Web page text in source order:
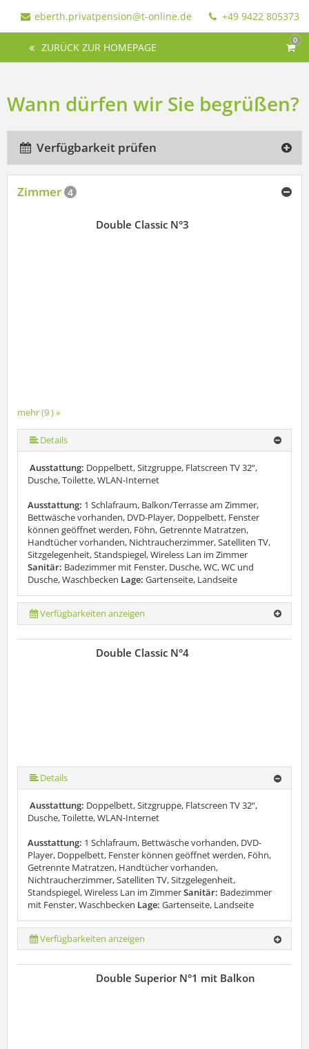
eberth.privatpension@t-online.de +49 9422 805373
0
ZURÜCK ZUR HOMEPAGE
Wann dürfen wir Sie begrüßen?
Verfügbarkeit prüfen
Zimmer 4
mehr (9 ) »
mehr (9 ) »
mehr (9 ) »
mehr (9 ) »
mehr (9 ) »
mehr (9 ) »
Double Classic N°3
Details
Ausstattung: Doppelbett, Sitzgruppe, Flatscreen TV 32“,
Dusche, Toilette, WLAN-Internet
Ausstattung: 1 Schlafraum, Balkon/Terrasse am Zimmer,
Bettwäsche vorhanden, DVD-Player, Doppelbett, Fenster
können geöffnet werden, Föhn, Getrennte Matratzen,
Handtücher vorhanden, Nichtraucherzimmer, Satelliten TV,
Sitzgelegenheit, Standspiegel, Wireless Lan im Zimmer
Sanitär: Badezimmer mit Fenster, Dusche, WC, WC und
Dusche, Waschbecken Lage: Gartenseite, Landseite
Verfügbarkeiten anzeigen
Double Classic N°4
Details
Ausstattung: Doppelbett, Sitzgruppe, Flatscreen TV 32“,
Dusche, Toilette, WLAN-Internet
Ausstattung: 1 Schlafraum, Bettwäsche vorhanden, DVD-
Player, Doppelbett, Fenster können geöffnet werden, Föhn,
Getrennte Matratzen, Handtücher vorhanden,
Nichtraucherzimmer, Satelliten TV, Sitzgelegenheit,
Standspiegel, Wireless Lan im ZimmerSanitär: Badezimmer
mit Fenster, Waschbecken Lage: Gartenseite, Landseite
Verfügbarkeiten anzeigen
Double Superior N°1 mit Balkon